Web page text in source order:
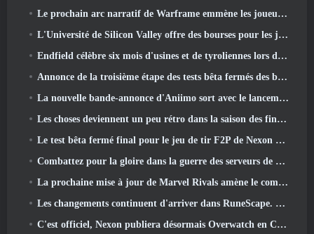
Le prochain arc narratif de Warframe emmène les joueurs vers une toute nouvelle carte des étoiles, Le système Tau
L'Université de Silicon Valley offre des bourses pour les jeux et certaines des exigences sont intéressantes
Endfield célèbre six mois d'usines et de tyroliennes lors de sa prochaine mise à jour
Annonce de la troisième étape des tests bêta fermés des batailles d'infanterie de War Thunder
La nouvelle bande-annonce d'Aniimo sort avec le lancement du dernier test bêta fermé
Les choses deviennent un peu rétro dans la saison des finales 11 Mise à jour
Le test bêta fermé final pour le jeu de tir F2P de Nexon Sudden Attack Zero Point a débuté aujourd'hui
Combattez pour la gloire dans la guerre des serveurs de Lineage II
La prochaine mise à jour de Marvel Rivals amène le combat contre les dieux
Les changements continuent d'arriver dans RuneScape. Cette fois, c'est le logement des joueurs
C'est officiel, Nexon publiera désormais Overwatch en Corée du Sud